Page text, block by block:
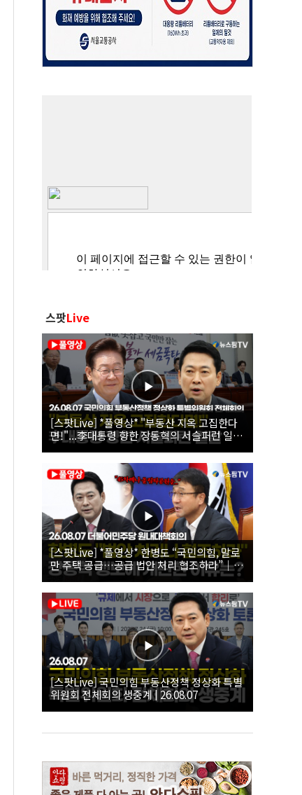
스팟Live
[스팟Live] *풀영상* "부동산 지옥 고집한다
면!"...李대통령 향한 장동혁의 서슬퍼런 일갈
| 26.08.07 국민의힘 부동산정책 정상화 특별
위원회 전체회의
[스팟Live] *풀영상* 한병도 “국민의힘, 말로
만 주택 공급…공급 법안 처리 협조하라”｜
26.08.07 더불어민주당 원내대책회의
[스팟Live] 국민의힘 부동산정책 정상화 특별
위원회 전체회의 생중계 | 26.08.07